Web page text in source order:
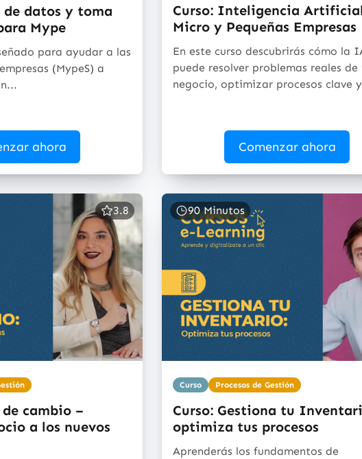
de datos y toma
Mype
para ayudar a las
(MypeS) a
ahora
Curso: Inteligencia
Micro y Pequeñas Empresas
En este curso descubrirás cómo la
puede resolver problemas reales de
negocio, optimizar procesos clave
Comenzar ahora
3.8
cambio –
a los nuevos
90 Minutos
Curso Procesos de Gestión
Curso: Gestiona tu
optimiza tus procesos
Aprenderás los fundamentos de